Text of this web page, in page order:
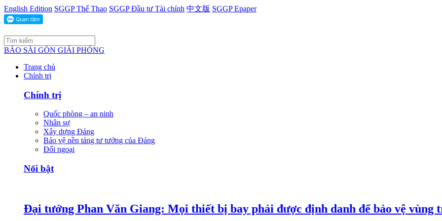
English Edition SGGP Thể Thao SGGP Đầu tư Tài chính 中文版 SGGP Epaper
BÁO SÀI GÒN GIẢI PHÓNG
Trang chủ
Chính trị
Chính trị
Quốc phòng – an ninh
Nhân sự
Xây dựng Đảng
Bảo vệ nền tảng tư tưởng của Đảng
Đối ngoại
Nổi bật
Đại tướng Phan Văn Giang: Mọi thiết bị bay phải được định danh để bảo vệ vùng